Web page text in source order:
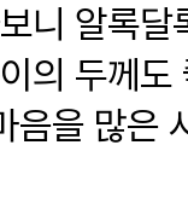
니 알록달
의 두께도
음을 많은